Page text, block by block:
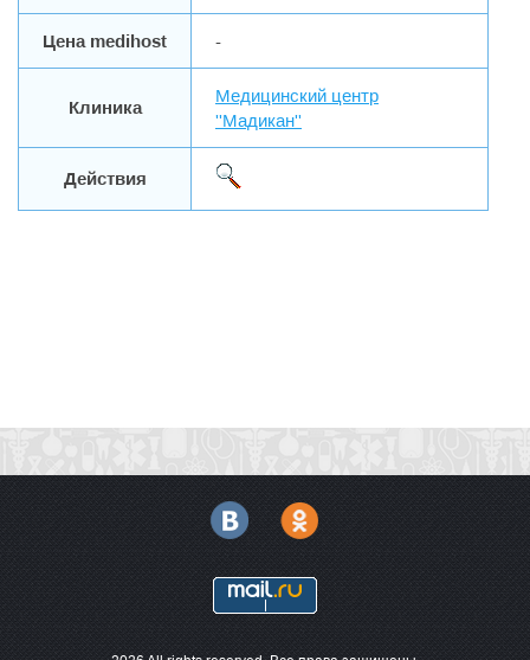
Цена medihost -
Клиника
Медицинский центр
''Мадикан''
Действия